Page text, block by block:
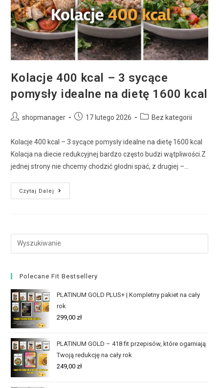
Kolacje 400 kcal – 3 sycące
pomysły idealne na dietę 1600 kcal
shopmanager 17 lutego 2026 Bez kategorii
Kolacje 400 kcal – 3 sycące pomysły idealne na dietę 1600 kcal
Kolacja na diecie redukcyjnej bardzo często budzi wątpliwości.Z
jednej strony nie chcemy chodzić głodni spać, z drugiej –…
Czytaj Dalej
Polecane Fit Bestsellery
PLATINUM GOLD PLUS+ | Kompletny pakiet na cały
rok
299,00 zł
PLATINUM GOLD – 418 fit przepisów, które ogarniają
Twoją redukcję na cały rok
249,00 zł